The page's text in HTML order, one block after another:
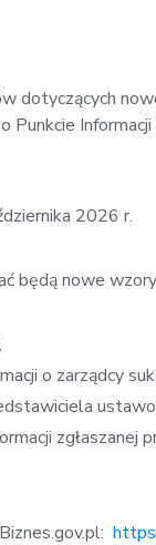
dotyczących
Punkcie
2026 r.
będą nowe
o zarządcy